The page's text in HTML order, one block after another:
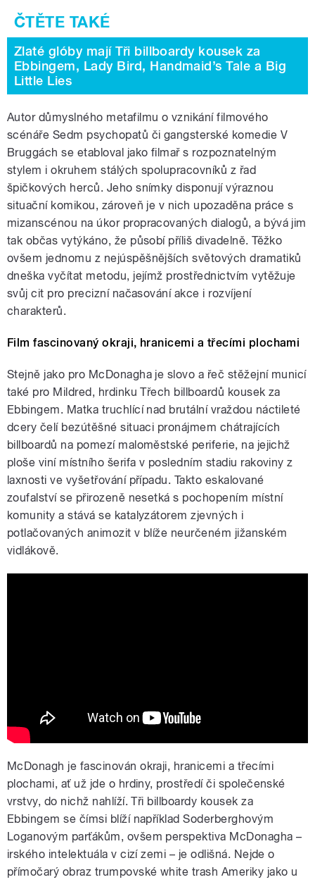
Zlaté glóby mají Tři billboardy kousek za
Ebbingem, Lady Bird, Handmaid’s Tale a Big
Little Lies
Autor důmyslného metafilmu o vznikání filmového
scénáře Sedm psychopatů či gangsterské komedie V
Bruggách se etabloval jako filmař s rozpoznatelným
stylem i okruhem stálých spolupracovníků z řad
špičkových herců. Jeho snímky disponují výraznou
situační komikou, zároveň je v nich upozaděna práce s
mizanscénou na úkor propracovaných dialogů, a bývá jim
tak občas vytýkáno, že působí příliš divadelně. Těžko
ovšem jednomu z nejúspěšnějších světových dramatiků
dneška vyčítat metodu, jejímž prostřednictvím vytěžuje
svůj cit pro precizní načasování akce i rozvíjení
charakterů.
Film fascinovaný okraji, hranicemi a třecími plochami
Stejně jako pro McDonagha je slovo a řeč stěžejní municí
také pro Mildred, hrdinku Třech billboardů kousek za
Ebbingem. Matka truchlící nad brutální vraždou náctileté
dcery čelí bezútěšné situaci pronájmem chátrajících
billboardů na pomezí maloměstské periferie, na jejichž
ploše viní místního šerifa v posledním stadiu rakoviny z
laxnosti ve vyšetřování případu. Takto eskalované
zoufalství se přirozeně nesetká s pochopením místní
komunity a stává se katalyzátorem zjevných i
potlačovaných animozit v blíže neurčeném jižanském
vidlákově.
McDonagh je fascinován okraji, hranicemi a třecími
plochami, ať už jde o hrdiny, prostředí či společenské
vrstvy, do nichž nahlíží. Tři billboardy kousek za
Ebbingem se čímsi blíží například Soderberghovým
Loganovým parťákům, ovšem perspektiva McDonagha –
irského intelektuála v cizí zemi – je odlišná. Nejde o
přímočarý obraz trumpovské white trash Ameriky jako u